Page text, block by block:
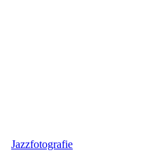
Jazzfotografie